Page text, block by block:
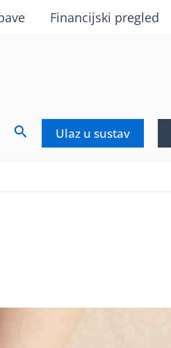
Financijski pregled
SearchUlaz u sustav